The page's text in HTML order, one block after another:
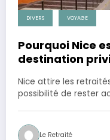
DIVERS VOYAGE
Pourquoi Nice
destination
Nice attire les
possibilité de rester
Le Retraité